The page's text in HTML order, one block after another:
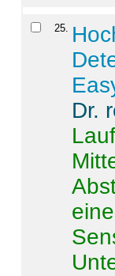
25.
Dr.